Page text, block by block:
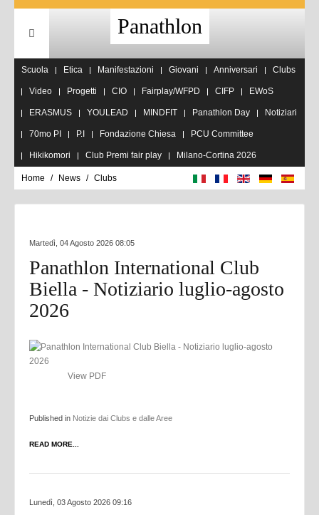
Panathlon
Scuola Etica Manifestazioni Giovani Anniversari Clubs
Video Progetti CIO Fairplay/WFPD CIFP EWoS
ERASMUS YOULEAD MINDFIT Panathlon Day Notiziari
70mo PI P.I Fondazione Chiesa PCU Committee
Hikikomori Club Premi fair play Milano-Cortina 2026
Home News Clubs
Martedì, 04 Agosto 2026 08:05
Panathlon International Club
Biella - Notiziario luglio-agosto
2026
View PDF
Published in Notizie dai Clubs e dalle Aree
READ MORE...
Lunedì, 03 Agosto 2026 09:16